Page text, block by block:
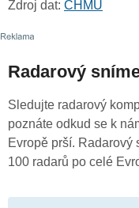
Zdroj dat: ČHMÚ
Radarový
Sledujte radarový
poznáte odkud se k
Evropě prší. Radarový
100 radarů po celé